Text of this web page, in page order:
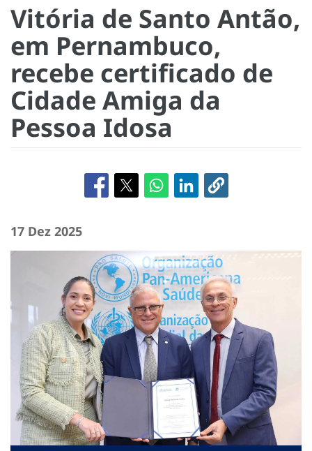
Vitória de Santo Antão,
em Pernambuco,
recebe certificado de
Cidade Amiga da
Pessoa Idosa
17 Dez 2025